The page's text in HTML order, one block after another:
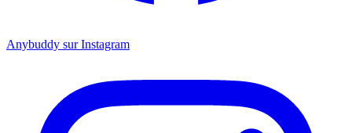
Anybuddy sur Instagram